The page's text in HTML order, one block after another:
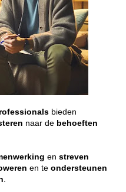
bieden
naar de behoeften
en streven
en te ondersteunen